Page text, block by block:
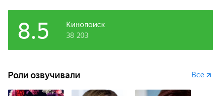
Кинопоиск
8.5 38 203
Роли озвучивали Все